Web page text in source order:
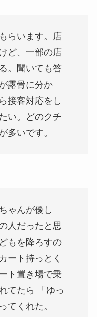
らいます。店
ど、一部の店
。聞いても答
露骨に分か
接客対応をし
い。どのクチ
多いです。
ゃんが優し
人だったと思
もを降ろすの
ート持っとく
ト置き場で乗
てたら 「ゆっ
てくれた。